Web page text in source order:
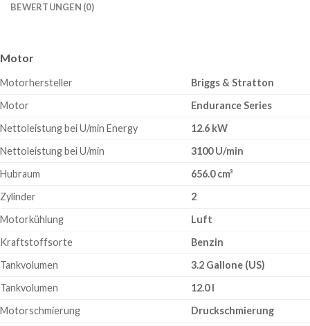
BEWERTUNGEN (0)
Motor
Motorhersteller
Briggs & Stratton
Motor
Endurance Series
Nettoleistung bei U/min Energy
12.6 kW
Nettoleistung bei U/min
3100 U/min
Hubraum
656.0 cm³
Zylinder
2
Motorkühlung
Luft
Kraftstoffsorte
Benzin
Tankvolumen
3.2 Gallone (US)
Tankvolumen
12.0 l
Motorschmierung
Druckschmierung